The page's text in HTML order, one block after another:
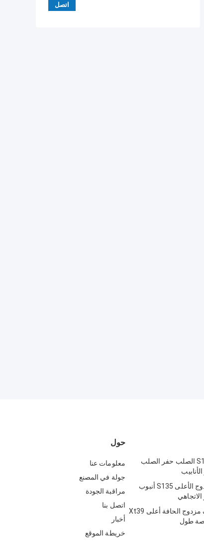
حول
معلومات عنا
جولة في المصنع
مراقبة الجودة
اتصل بنا
أخبار
خريطة الموقع
120 بوصة طول S135 الصلب حفر الصلب
ZX60 الموضوع مزدوج الأعلى S135 أنبوب
S135 الصلب الصف مزدوج الحافة أعلى Xt39